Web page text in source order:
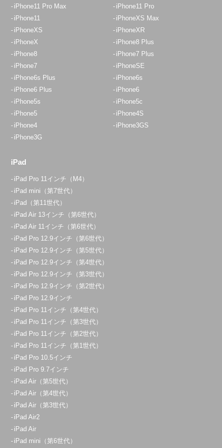
iPhone11 Pro Max
iPhone11 Pro
iPhone11
iPhoneXS Max
iPhoneXS
iPhoneXR
iPhoneX
iPhone8 Plus
iPhone8
iPhone7 Plus
iPhone7
iPhoneSE
iPhone6s Plus
iPhone6s
iPhone6 Plus
iPhone6
iPhone5s
iPhone5c
iPhone5
iPhone4S
iPhone4
iPhone3GS
iPhone3G
iPad
iPad Pro 11インチ（M4）
iPad mini（第7世代）
iPad（第11世代）
iPad Air 13インチ（第6世代）
iPad Air 11インチ（第6世代）
iPad Pro 12.9インチ（第6世代）
iPad Pro 12.9インチ（第5世代）
iPad Pro 12.9インチ（第4世代）
iPad Pro 12.9インチ（第3世代）
iPad Pro 12.9インチ（第2世代）
iPad Pro 12.9インチ
iPad Pro 11インチ（第4世代）
iPad Pro 11インチ（第3世代）
iPad Pro 11インチ（第2世代）
iPad Pro 11インチ（第1世代）
iPad Pro 10.5インチ
iPad Pro 9.7インチ
iPad Air（第5世代）
iPad Air（第4世代）
iPad Air（第3世代）
iPad Air2
iPad Air
iPad mini（第6世代）